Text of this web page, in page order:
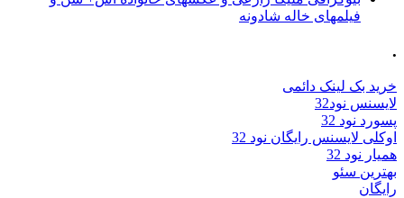
فیلمهای خاله شادونه
.
خرید بک لینک دائمی
لایسنس نود32
پسورد نود 32
اوکلی لایسنس رایگان نود 32
همیار نود 32
بهترین سئو
رایگان